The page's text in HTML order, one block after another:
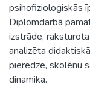
psihofizioloģiskās
Diplomdarbā
izstrāde,
analizēta
pieredze, skolēnu
dinamika.